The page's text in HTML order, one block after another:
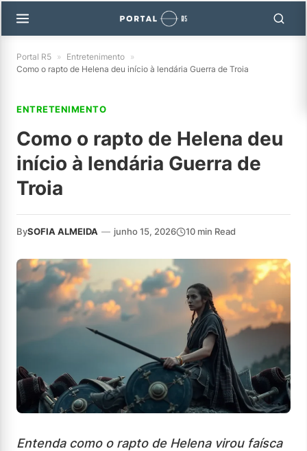
Portal R5 » Entretenimento »
Como o rapto de Helena deu início à lendária Guerra de Troia
ENTRETENIMENTO
Como o rapto de Helena deu
início à lendária Guerra de
Troia
BySOFIA ALMEIDA — junho 15, 2026 10 min Read
Entenda como o rapto de Helena virou faísca